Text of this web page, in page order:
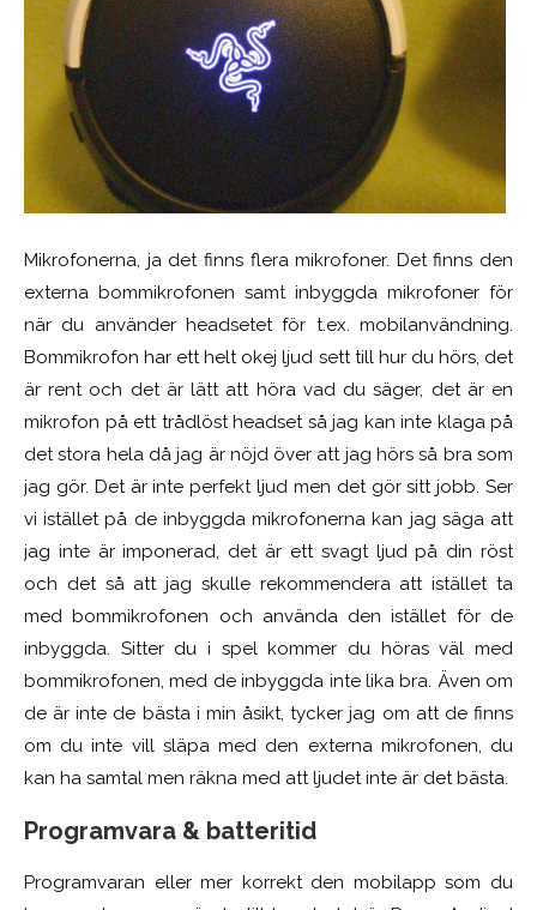
Mikrofonerna, ja det finns flera mikrofoner. Det finns den
externa bommikrofonen samt inbyggda mikrofoner för
när du använder headsetet för t.ex. mobilanvändning.
Bommikrofon har ett helt okej ljud sett till hur du hörs, det
är rent och det är lätt att höra vad du säger, det är en
mikrofon på ett trådlöst headset så jag kan inte klaga på
det stora hela då jag är nöjd över att jag hörs så bra som
jag gör. Det är inte perfekt ljud men det gör sitt jobb. Ser
vi istället på de inbyggda mikrofonerna kan jag säga att
jag inte är imponerad, det är ett svagt ljud på din röst
och det så att jag skulle rekommendera att istället ta
med bommikrofonen och använda den istället för de
inbyggda. Sitter du i spel kommer du höras väl med
bommikrofonen, med de inbyggda inte lika bra. Även om
de är inte de bästa i min åsikt, tycker jag om att de finns
om du inte vill släpa med den externa mikrofonen, du
kan ha samtal men räkna med att ljudet inte är det bästa.
Programvara & batteritid
Programvaran eller mer korrekt den mobilapp som du